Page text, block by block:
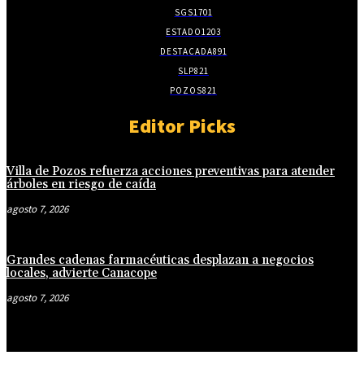
SGS1701
ESTADO1203
DESTACADA891
SLP821
POZOS821
Editor Picks
Villa de Pozos refuerza acciones preventivas para atender
árboles en riesgo de caída
agosto 7, 2026
Grandes cadenas farmacéuticas desplazan a negocios
locales, advierte Canacope
agosto 7, 2026